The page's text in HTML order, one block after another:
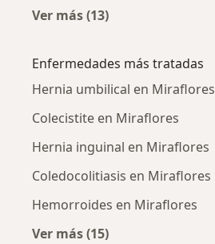
Ver más (13)
Enfermedades más tratadas
Hernia umbilical en Miraflores
Colecistite en Miraflores
Hernia inguinal en Miraflores
Coledocolitiasis en Miraflores
Hemorroides en Miraflores
Ver más (15)